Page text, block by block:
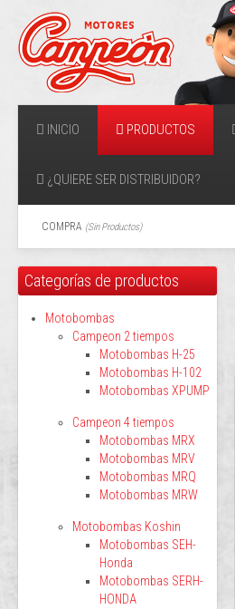
INICIO PRODUCTOS
¿QUIERE SER DISTRIBUIDOR?
COMPRA (Sin Productos)
Categorías de productos
Motobombas
Campeon 2 tiempos
Motobombas H-25
Motobombas H-102
Motobombas XPUMP
Campeon 4 tiempos
Motobombas MRX
Motobombas MRV
Motobombas MRQ
Motobombas MRW
Motobombas Koshin
Motobombas SEH-
Honda
Motobombas SERH-
HONDA